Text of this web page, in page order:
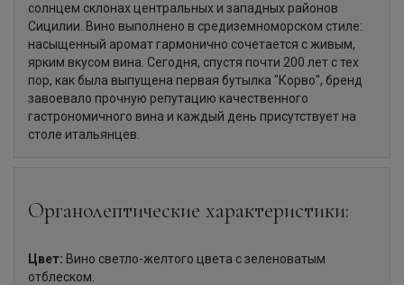
солнцем склонах центральных и западных районов
Сицилии. Вино выполнено в средиземноморском стиле:
насыщенный аромат гармонично сочетается с живым,
ярким вкусом вина. Сегодня, спустя почти 200 лет с тех
пор, как была выпущена первая бутылка "Корво", бренд
завоевало прочную репутацию качественного
гастрономичного вина и каждый день присутствует на
столе итальянцев.
Органолептические характеристики:
Цвет: Вино светло-желтого цвета с зеленоватым
отблеском.